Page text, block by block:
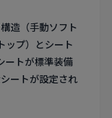
造（手動ソフト
ップ）とシート
ートが標準装備
ートが設定され